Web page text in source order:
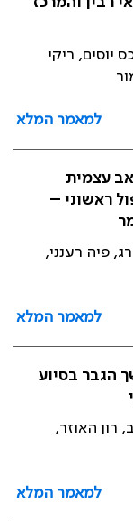
יוסים, ריקי
למאמר המלא
עצמית
ראשוני –
פיה רענני,
למאמר המלא
הגבר בסיוע
רון האוזר,
למאמר המלא